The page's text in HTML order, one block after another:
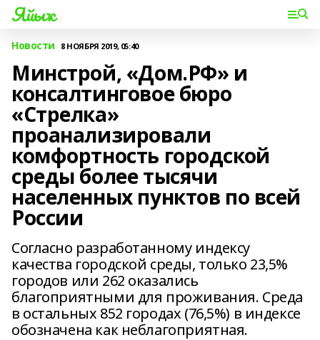
Яйыҡ
Новости 8 НОЯБРЯ 2019, 05:40
Минстрой, «Дом.РФ» и
консалтинговое бюро
«Стрелка»
проанализировали
комфортность городской
среды более тысячи
населенных пунктов по всей
России
Согласно разработанному индексу
качества городской среды, только 23,5%
городов или 262 оказались
благоприятными для проживания. Среда
в остальных 852 городах (76,5%) в индексе
обозначена как неблагоприятная.